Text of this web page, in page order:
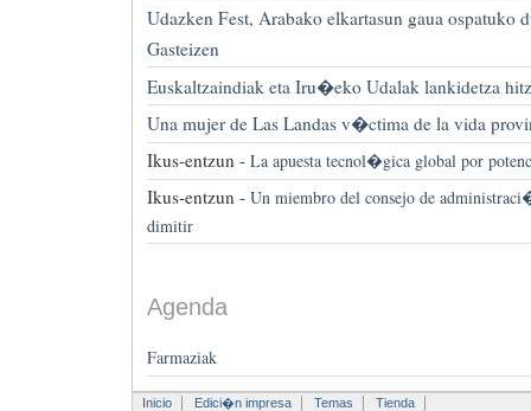
Udazken Fest, Arabako elkartasun gaua ospatuko
Gasteizen
Euskaltzaindiak eta Iru�eko Udalak lankidetza
Una mujer de Las Landas v�ctima de la vida
Ikus-entzun - La apuesta tecnol�gica global por
Ikus-entzun - Un miembro del consejo de
dimitir
Agenda
Farmaziak
Inicio Edici�n impresa Temas
Tienda